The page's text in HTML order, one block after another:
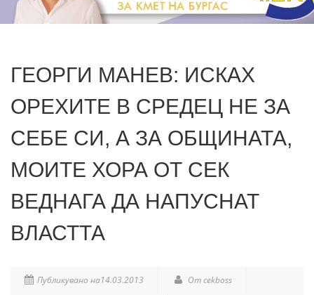
ГЕОРГИ МАНЕВ: ИСКАХ
ОРЕХИТЕ В СРЕДЕЦ НЕ ЗА
СЕБЕ СИ, А ЗА ОБЩИНАТА,
МОИТЕ ХОРА ОТ СЕК
ВЕДНАГА ДА НАПУСНАТ
ВЛАСТТА
Публикувано на14.03.2013 От cekboss